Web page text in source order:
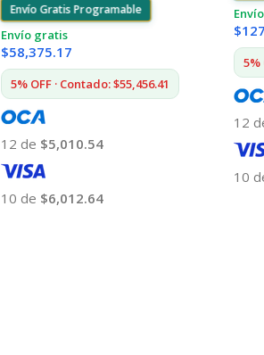
Envío Gratis Programable
Envío gratis
$58,375.17
5% OFF · Contado: $55,456.41
12 de $5,010.54
10 de $6,012.64
$
5%
12
10